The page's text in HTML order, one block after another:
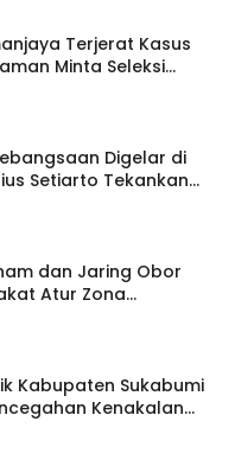
Terjerat Kasus
Minta Seleksi
Digelar di
Setiarto Tekankan
dan Jaring Obor
Atur Zona
Kabupaten Sukabumi
Kenakalan